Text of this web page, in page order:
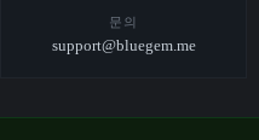
문의
support@bluegem.me